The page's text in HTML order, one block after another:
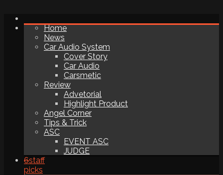
Home
News
Car Audio System
Cover Story
Car Audio
Carsmetic
Review
Advetorial
Highlight Product
Angel Corner
Tips & Trick
ASC
EVENT ASC
JUDGE
6staff
picks